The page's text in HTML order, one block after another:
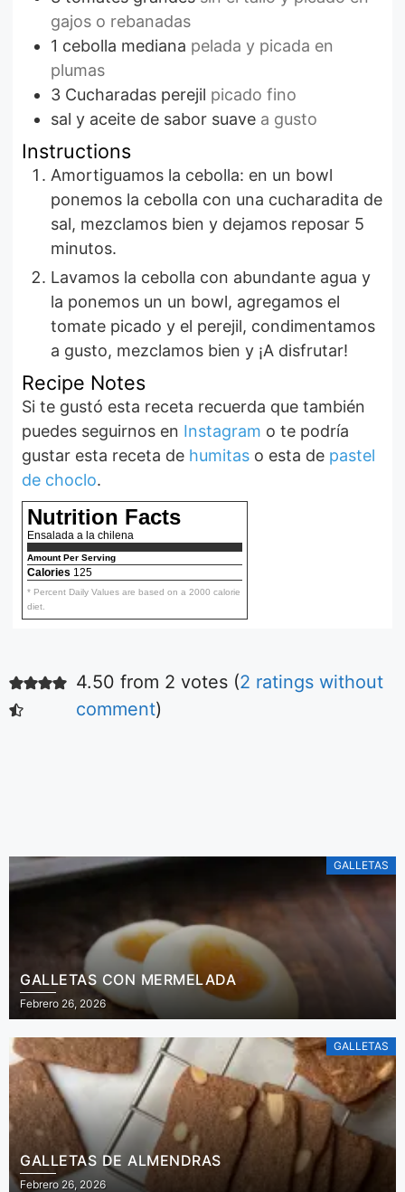
gajos o rebanadas
1 cebolla mediana pelada y picada en
plumas
3 Cucharadas perejil picado fino
sal y aceite de sabor suave a gusto
Instructions
Amortiguamos la cebolla: en un bowl
ponemos la cebolla con una cucharadita de
sal, mezclamos bien y dejamos reposar 5
minutos.
Lavamos la cebolla con abundante agua y
la ponemos un un bowl, agregamos el
tomate picado y el perejil, condimentamos
a gusto, mezclamos bien y ¡A disfrutar!
Recipe Notes
Si te gustó esta receta recuerda que también
puedes seguirnos en Instagram o te podría
gustar esta receta de humitas o esta de pastel
de choclo.
Nutrition Facts
Ensalada a la chilena
Amount Per Serving
Calories 125
* Percent Daily Values are based on a 2000 calorie
diet.
4.50 from 2 votes (2 ratings without
comment)
Ensalada fácil
de tomates
GALLETAS
GALLETAS CON MERMELADA
Febrero 26, 2026
GALLETAS
GALLETAS DE ALMENDRAS
Febrero 26, 2026